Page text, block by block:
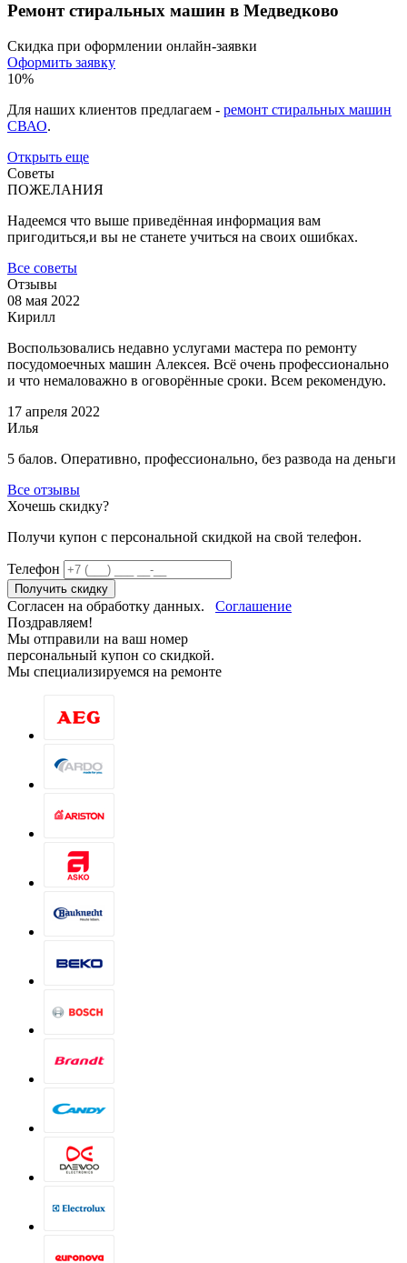
Ремонт стиральных машин в Медведково
Скидка при оформлении онлайн-заявки
Оформить заявку
10%
Для наших клиентов предлагаем - ремонт стиральных машин
СВАО.
Открыть еще
Советы
ПОЖЕЛАНИЯ
Надеемся что выше приведённая информация вам
пригодиться,и вы не станете учиться на своих ошибках.
Все советы
Отзывы
08 мая 2022
Кирилл
Воспользовались недавно услугами мастера по ремонту
посудомоечных машин Алексея. Всё очень профессионально
и что немаловажно в оговорённые сроки. Всем рекомендую.
17 апреля 2022
Илья
5 балов. Оперативно, профессионально, без развода на деньги
Все отзывы
Хочешь скидку?
Получи купон c персональной скидкой на свой телефон.
Телефон
Получить скидку
Согласен на обработку данных. Соглашение
Поздравляем!
Мы отправили на ваш номер
персональный купон со скидкой.
Мы специализируемся на ремонте